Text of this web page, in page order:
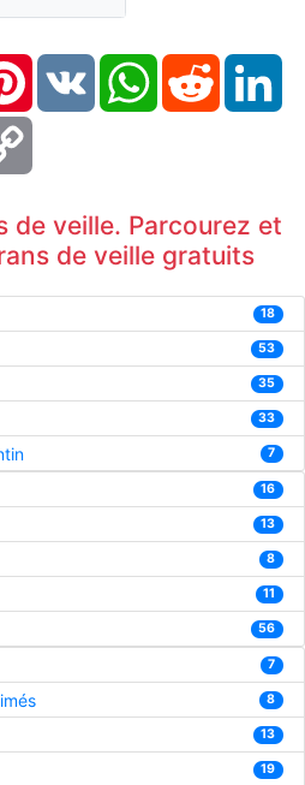
PinterestVK WhatsAppReddit
de veille. Parcourez et
de veille gratuits
18
53
35
33
7
16
13
8
11
56
7
8
13
19